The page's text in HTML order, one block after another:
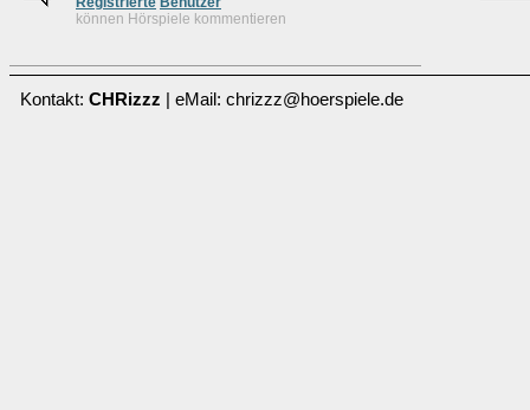
können Hörspiele kommentieren
Kontakt: CHRizzz | eMail: chrizzz@hoerspiele.de